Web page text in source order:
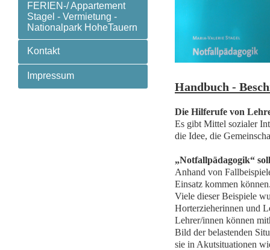
FERIEN-/ Appartement
Stagel - Vermietung -
Nationalpark HoheTauern
Kontakt
Impressum
Handbuch -
Die Hilferufe von
Es gibt Mittel sozialer
die Idee, die
„Notfallpädagogik“
Anhand von
Einsatz kommen
Viele dieser Beispiele
Horterzieherinnen und
Lehrer/innen können
Bild der belastenden
sie in Akutsituationen